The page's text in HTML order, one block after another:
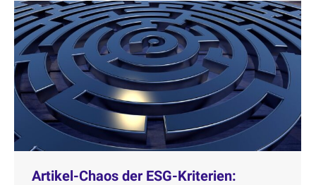
Artikel-Chaos der ESG-Kriterien: